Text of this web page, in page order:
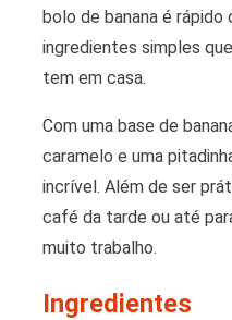
bolo de banana é rápido
ingredientes simples
tem em casa.
Com uma base de
caramelo e uma
incrível. Além de ser
café da tarde ou até
muito trabalho.
Ingredientes